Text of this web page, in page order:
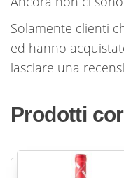
Solamente clienti
ed hanno
lasciare una
Prodotti